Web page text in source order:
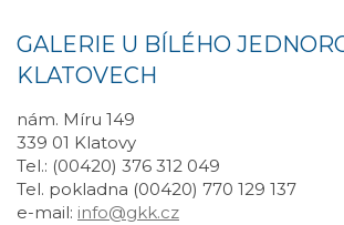
GALERIE U BÍLÉHO
KLATOVECH
nám. Míru 149
339 01 Klatovy
Tel.: (00420) 376 312 049
Tel. pokladna (00420) 770 129 137
e-mail: info@gkk.cz